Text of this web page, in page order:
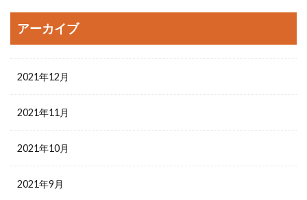
アーカイブ
2021年12月
2021年11月
2021年10月
2021年9月